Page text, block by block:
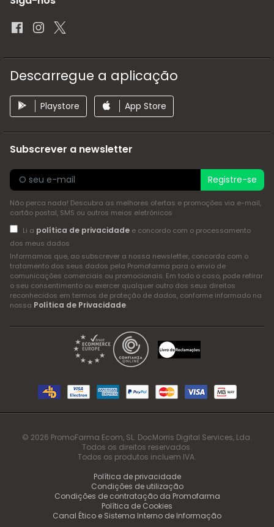
Descarregue a aplicação
Playstore App Store
Subscrever a newsletter
Registre-se
Não perca nada! Descubra as melhores ofertas e promoções via e-mail,
cartão postal, SMS ou outros meios eletrónicos
Li a política de privacidadee concordo com o processamento
dos meus dados
Informamos que, ao subscrever a nossa newsletter, concorda com o
tratamento dos seus dados pela Promofarma para o envio de
comunicações comerciais ou promocionais. Em todo o caso, pode retirar
o seu consentimento ou exercer qualquer outro dos seus direitos
reconhecidos em termos de proteção de dados, conforme informado na
nossa Política de Privacidade.
© 2026 PromoFarma Ecom, SL. DocMorris Digital Services, Lda.
Todos os direitos reservados.
Todos os produtos incluem IVA.
Política de privacidade
Condições de utilização
Condições de contratação da Promofarma
Política de Cookies
Canal Ético e Sistema Interno de Informação